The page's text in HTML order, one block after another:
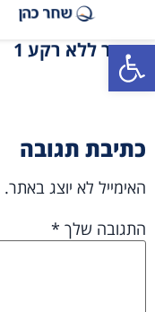
פתח סרגל נגישות
שחר ללא רקע 1
כתיבת תגובה
האימייל לא יוצג באתר.
התגובה שלך *